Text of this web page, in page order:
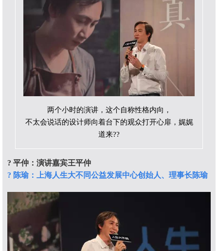
两个小时的演讲，这个自称性格内向，
不太会说话的设计师向着台下的观众打开心扉，娓娓
道来??
? 平仲：演讲嘉宾王平仲
? 陈瑜：上海人生大不同公益发展中心创始人、理事长陈瑜